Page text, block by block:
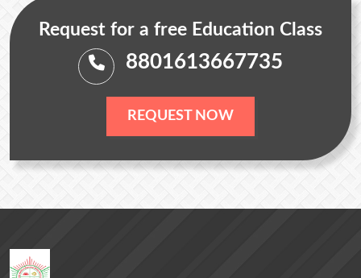
Request for a free Education Class
8801613667735
REQUEST NOW